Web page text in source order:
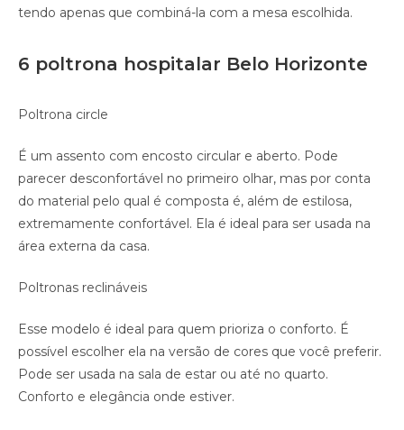
tendo apenas que combiná-la com a mesa escolhida.
6 poltrona hospitalar Belo Horizonte
Poltrona circle
É um assento com encosto circular e aberto. Pode
parecer desconfortável no primeiro olhar, mas por conta
do material pelo qual é composta é, além de estilosa,
extremamente confortável. Ela é ideal para ser usada na
área externa da casa.
Poltronas reclináveis
Esse modelo é ideal para quem prioriza o conforto. É
possível escolher ela na versão de cores que você preferir.
Pode ser usada na sala de estar ou até no quarto.
Conforto e elegância onde estiver.